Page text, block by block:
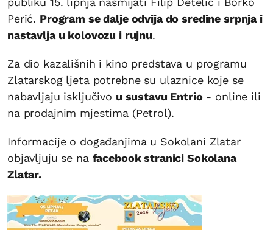
Perić. Program se dalje odvija do sredine srpnja i
nastavlja u kolovozu i rujnu.
Za dio kazališnih i kino predstava u programu
Zlatarskog ljeta potrebne su ulaznice koje se
nabavljaju isključivo u sustavu Entrio- online ili
na prodajnim mjestima (Petrol).
Informacije o događanjima u Sokolani Zlatar
objavljuju se na facebook stranici Sokolana
Zlatar.